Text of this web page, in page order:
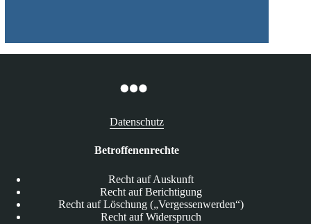
Datenschutz
Betroffenenrechte
Recht auf Auskunft
Recht auf Berichtigung
Recht auf Löschung („Vergessenwerden“)
Recht auf Widerspruch